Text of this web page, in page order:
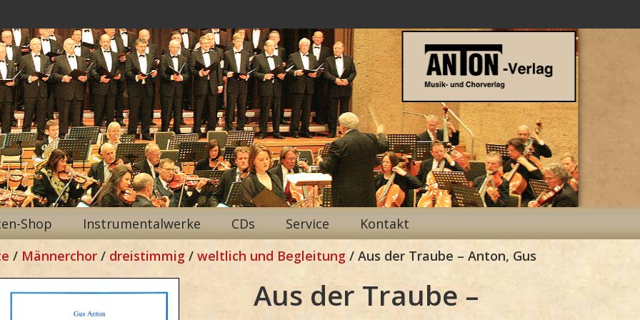
Shop Instrumentalwerke CDs Service Kontakt
/ Männerchor / dreistimmig / weltlich und Begleitung / Aus der Traube – Anton, Gus
Aus der Traube –